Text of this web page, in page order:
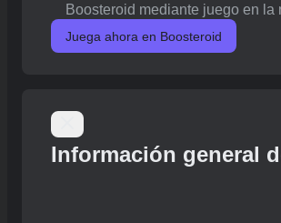
Boosteroid mediante juego en la
Juega ahora en Boosteroid
Información general